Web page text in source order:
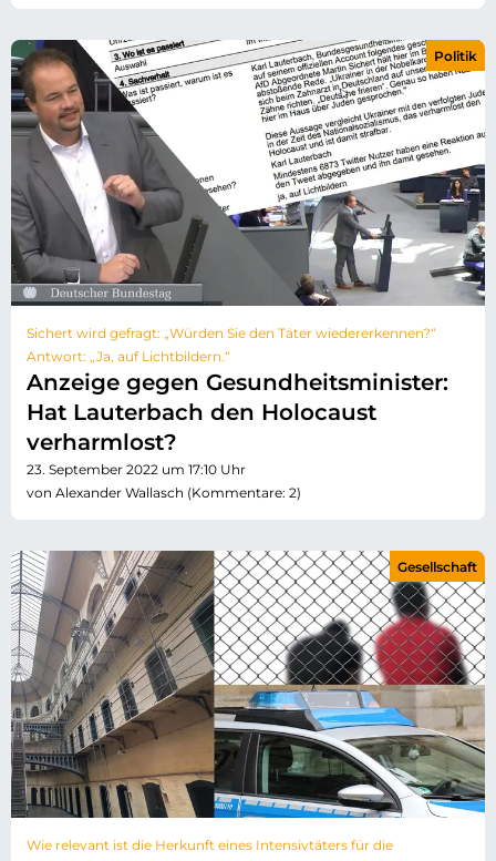
Sichert wird gefragt: „Würden Sie den Täter wiedererkennen?“
Antwort: „Ja, auf Lichtbildern.“
Anzeige gegen Gesundheitsminister:
Hat Lauterbach den Holocaust
verharmlost?
23. September 2022 um 17:10 Uhr
von Alexander Wallasch (Kommentare: 2)
Politik
Wie relevant ist die Herkunft eines Intensivtäters für die
Gesellschaft